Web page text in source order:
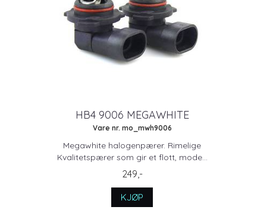
HB4 9006 MEGAWHITE
Vare nr. mo_mwh9006
Megawhite halogenpærer. Rimelige
Kvalitetspærer som gir et flott, mode...
249,-
KJØP